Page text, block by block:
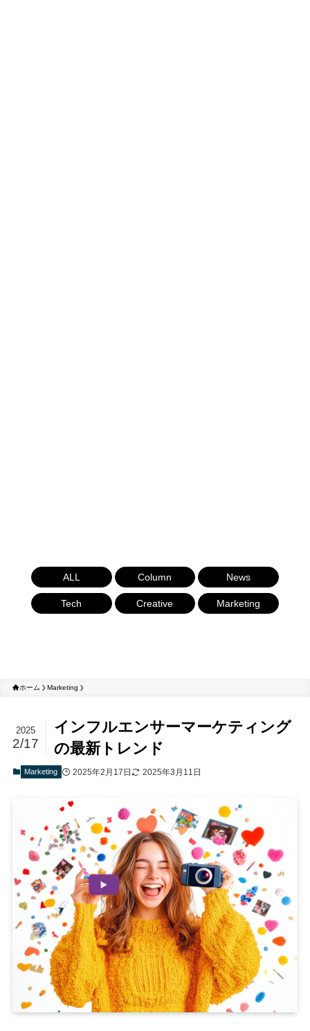
ALL Column News
Tech Creative Marketing
ホーム Marketing
インフルエンサーマーケティング
の最新トレンド
2025
2/17
Marketing 2025年2月17日 2025年3月11日